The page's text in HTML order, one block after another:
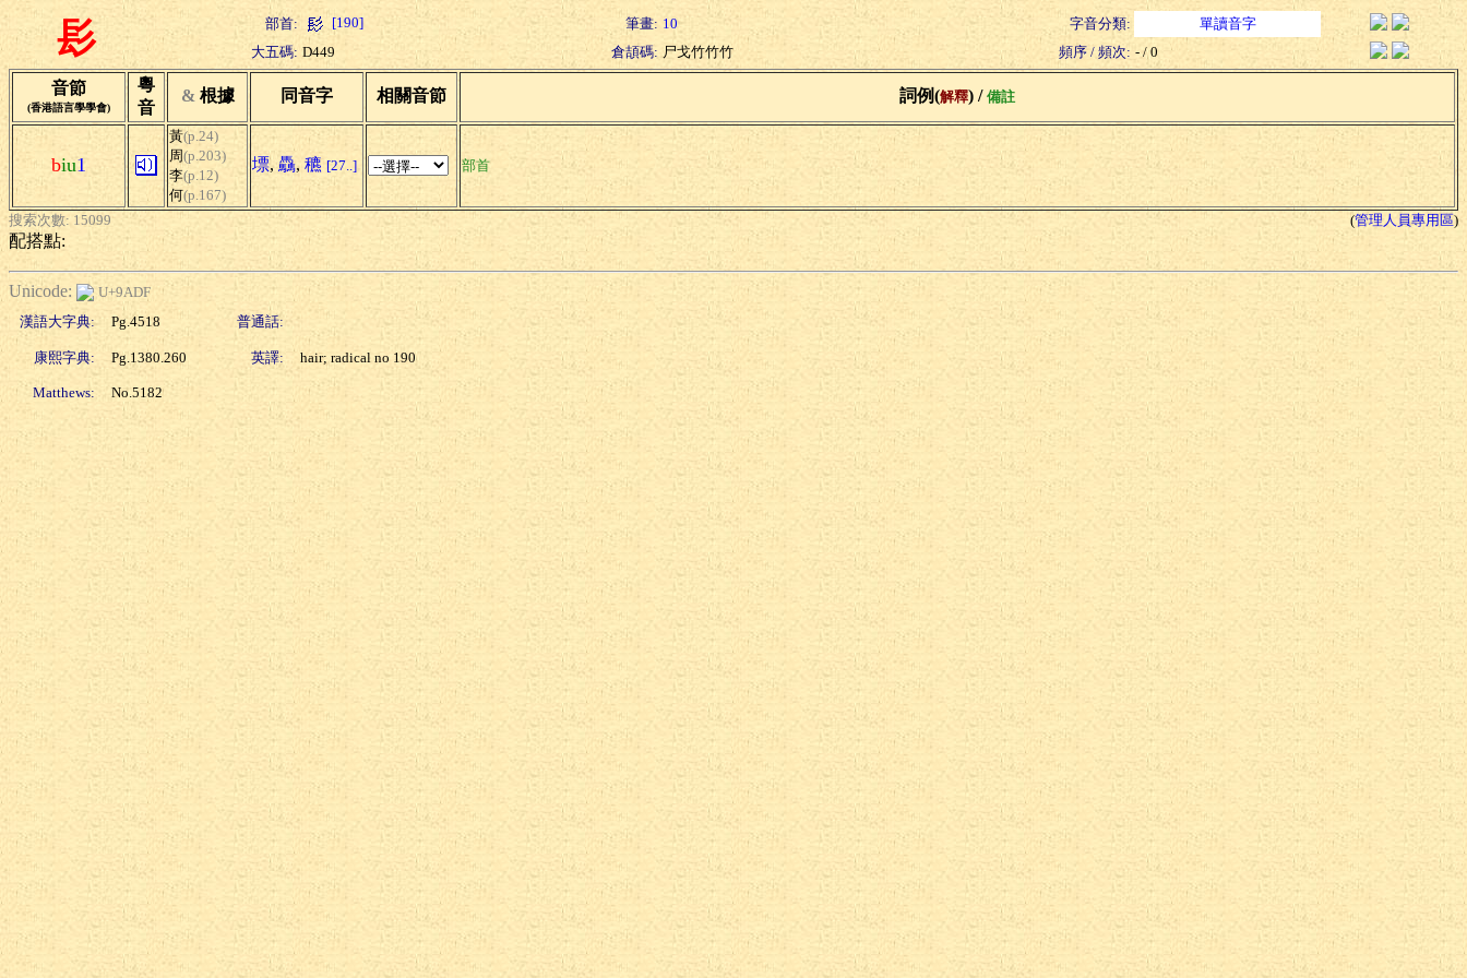
髟 部首: [190] 筆畫: 10 字音分類:
單讀音字
大五碼: D449 倉頡碼: 尸戈竹竹竹 頻序 / 頻次: - / 0
音節
(香港語言學學會)
粵
音
& 根據 同音字 相關音節 詞例(解釋) / 備註
biu1
黃(p.24)
周(p.203)
李(p.12)
何(p.167)
墂, 驫, 穮 [27..] 部首
搜索次數: 15099 (管理人員專用區)
配搭點:
Unicode:
U+9ADF
漢語大字典:
Pg.4518 普通話:
康熙字典: Pg.1380.260 英譯: hair; radical no 190
Matthews: No.5182